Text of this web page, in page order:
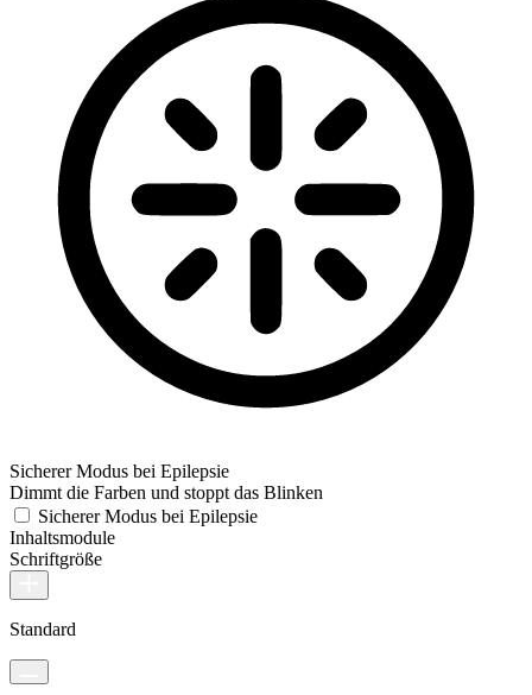
Sicherer Modus bei Epilepsie
Dimmt die Farben und stoppt das Blinken
Sicherer Modus bei Epilepsie
Inhaltsmodule
Schriftgröße
Standard